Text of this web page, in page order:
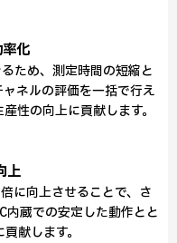
化
ため、測定時間の短縮と
ネルの評価を一括で行え
性の向上に貢献します。
上
に向上させることで、さ
内蔵での安定した動作とと
献します。